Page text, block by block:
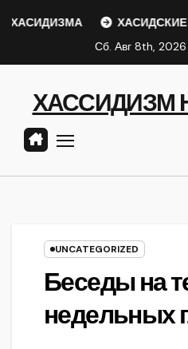
ХАСИДСКИЕ
Сб. Авг 8th, 2026
ХАССИДИЗМ
UNCATEGORIZED
Беседы на
недельных